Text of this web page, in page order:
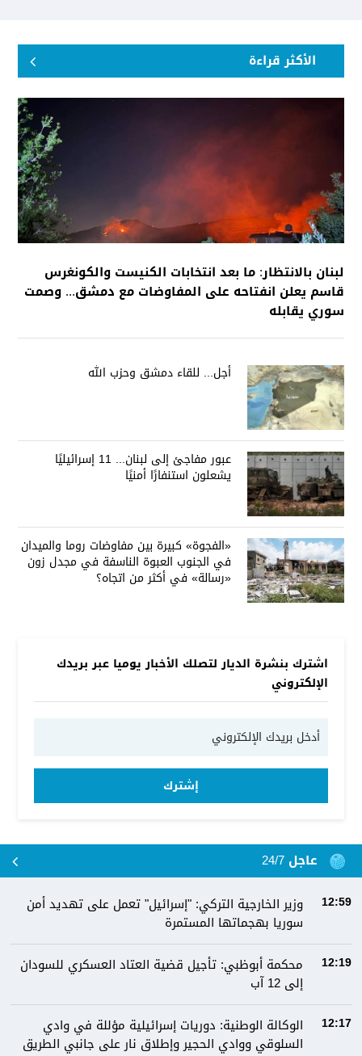
الأكثر قراءة
لبنان بالانتظار: ما بعد انتخابات الكنيست والكونغرس
قاسم يعلن انفتاحه على المفاوضات مع دمشق... وصمت
سوري يقابله
أجل... للقاء دمشق وحزب الله
عبور مفاجئ إلى لبنان... 11 إسرائيليًا
يشعلون استنفارًا أمنيًا
«الفجوة» كبيرة بين مفاوضات روما والميدان
في الجنوب العبوة الناسفة في مجدل زون
«رسالة» في أكثر من اتجاه؟
اشترك بنشرة الديار لتصلك الأخبار يوميا عبر بريدك
الإلكتروني
إشترك
عاجل 24/7
12:59
وزير الخارجية التركي: "إسرائيل" تعمل على تهديد أمن
سوريا بهجماتها المستمرة
12:19
محكمة أبوظبي: تأجيل قضية العتاد العسكري للسودان
إلى 12 آب
12:17
الوكالة الوطنية: دوريات إسرائيلية مؤللة في وادي
السلوقي ووادي الحجير وإطلاق نار على جانبي الطريق